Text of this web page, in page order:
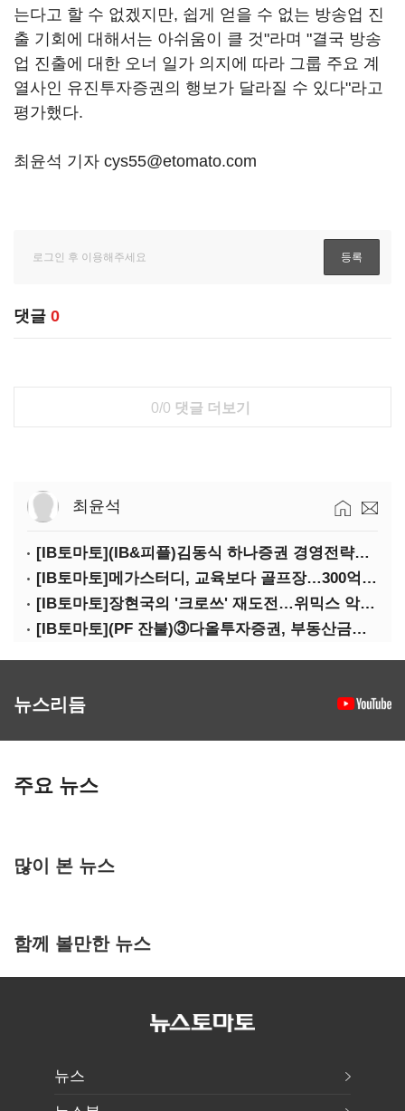
는다고 할 수 없겠지만, 쉽게 얻을 수 없는 방송업 진
출 기회에 대해서는 아쉬움이 클 것"라며 "결국 방송
업 진출에 대한 오너 일가 의지에 따라 그룹 주요 계
열사인 유진투자증권의 행보가 달라질 수 있다"라고
평가했다.
최윤석 기자 cys55@etomato.com
댓글 0
0/0 댓글 더보기
최윤석
[IB토마토](IB&피플)김동식 하나증권 경영전략본부장
[IB토마토]메가스터디, 교육보다 골프장…300억 대여 뒤 보증 리스크
[IB토마토]장현국의 '크로쓰' 재도전…위믹스 악몽 지울 수 있나
[IB토마토](PF 잔불)③다올투자증권, 부동산금융 줄였지만 정상화는 진행형
뉴스리듬
주요 뉴스
많이 본 뉴스
함께 볼만한 뉴스
뉴스